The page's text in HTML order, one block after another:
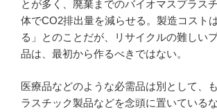
とが多く、廃棄までのバイオマスプラス
体でCO2排出量を減らせる。製造コスト
る」とのことだが、リサイクルの難しい
品は、最初から作るべきではない。
医療品などのような必需品は別として、
ラスチック製品などを念頭に置いている